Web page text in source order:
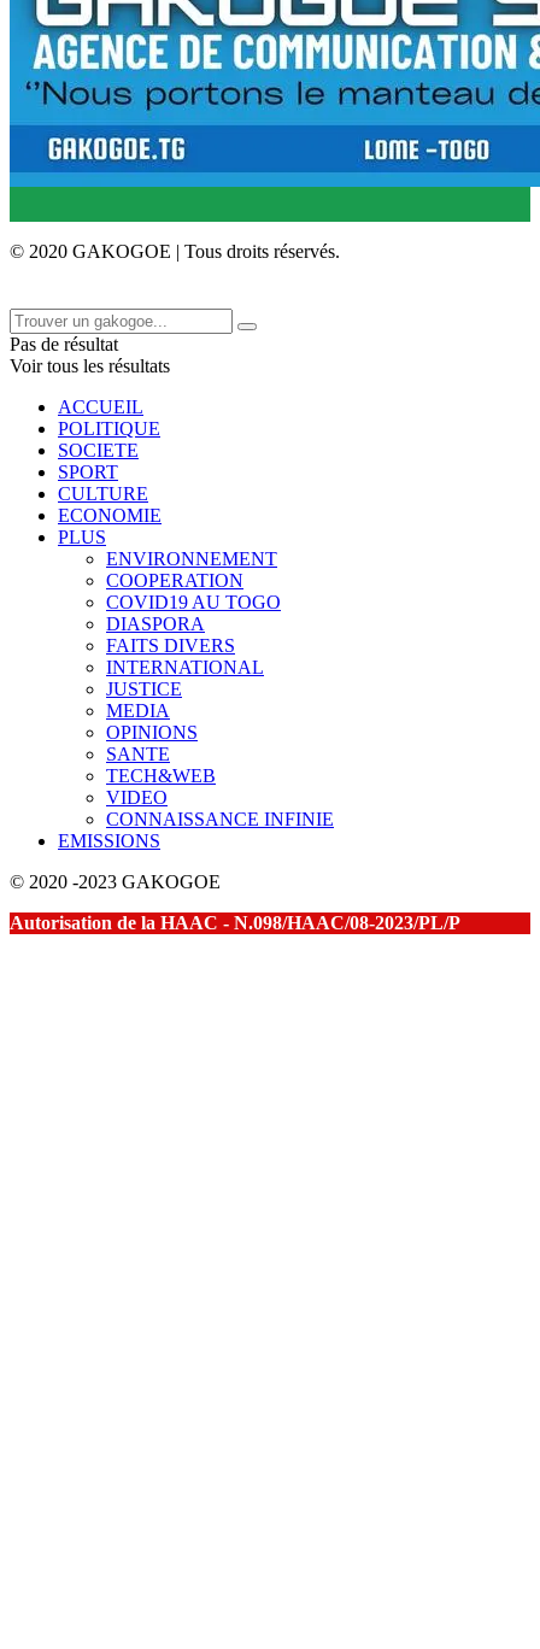
© 2020 GAKOGOE | Tous droits réservés.
Pas de résultat
Voir tous les résultats
ACCUEIL
POLITIQUE
SOCIETE
SPORT
CULTURE
ECONOMIE
PLUS
ENVIRONNEMENT
COOPERATION
COVID19 AU TOGO
DIASPORA
FAITS DIVERS
INTERNATIONAL
JUSTICE
MEDIA
OPINIONS
SANTE
TECH&WEB
VIDEO
CONNAISSANCE INFINIE
EMISSIONS
© 2020 -2023 GAKOGOE
Autorisation de la HAAC - N.098/HAAC/08-2023/PL/P